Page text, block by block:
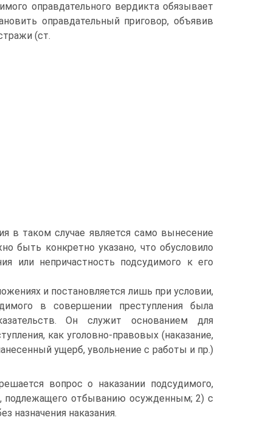
оправдательного вердикта обязывает
оправдательный приговор, объявив
(ст.
в таком случае является само вынесение
быть конкретно указано, что обусловило
или непричастность подсудимого к его
и постановляется лишь при условии,
в совершении преступления была
Он служит основанием для
как уголовно-правовых (наказание,
ущерб, увольнение с работы и пр.)
вопрос о наказании подсудимого,
подлежащего отбыванию осужденным; 2) с
назначения наказания.